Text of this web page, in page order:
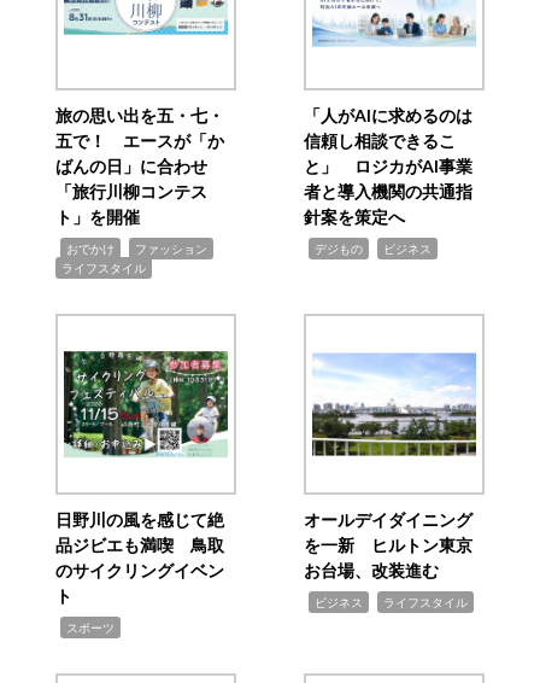
旅の思い出を五・七・
五で！ エースが「か
ばんの日」に合わせ
「旅行川柳コンテス
ト」を開催
おでかけ ファッション
ライフスタイル
「人がAIに求めるのは
信頼し相談できるこ
と」 ロジカがAI事業
者と導入機関の共通指
針案を策定へ
デジもの ビジネス
日野川の風を感じて絶
品ジビエも満喫 鳥取
のサイクリングイベン
ト
スポーツ
オールデイダイニング
を一新 ヒルトン東京
お台場、改装進む
ビジネス ライフスタイル